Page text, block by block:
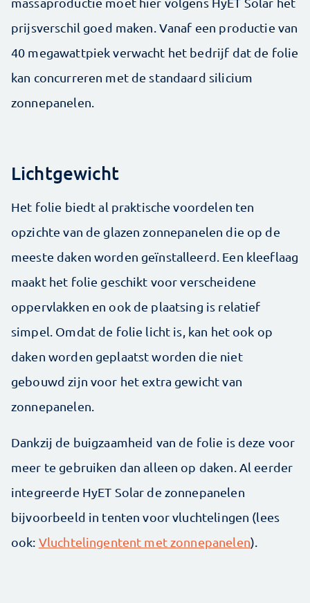
prijsverschil goed maken. Vanaf een productie van
40 megawattpiek verwacht het bedrijf dat de folie
kan concurreren met de standaard silicium
zonnepanelen.
Lichtgewicht
Het folie biedt al praktische voordelen ten
opzichte van de glazen zonnepanelen die op de
meeste daken worden geïnstalleerd. Een kleeflaag
maakt het folie geschikt voor verscheidene
oppervlakken en ook de plaatsing is relatief
simpel. Omdat de folie licht is, kan het ook op
daken worden geplaatst worden die niet
gebouwd zijn voor het extra gewicht van
zonnepanelen.
Dankzij de buigzaamheid van de folie is deze voor
meer te gebruiken dan alleen op daken. Al eerder
integreerde HyET Solar de zonnepanelen
bijvoorbeeld in tenten voor vluchtelingen (lees
ook: Vluchtelingentent met zonnepanelen).